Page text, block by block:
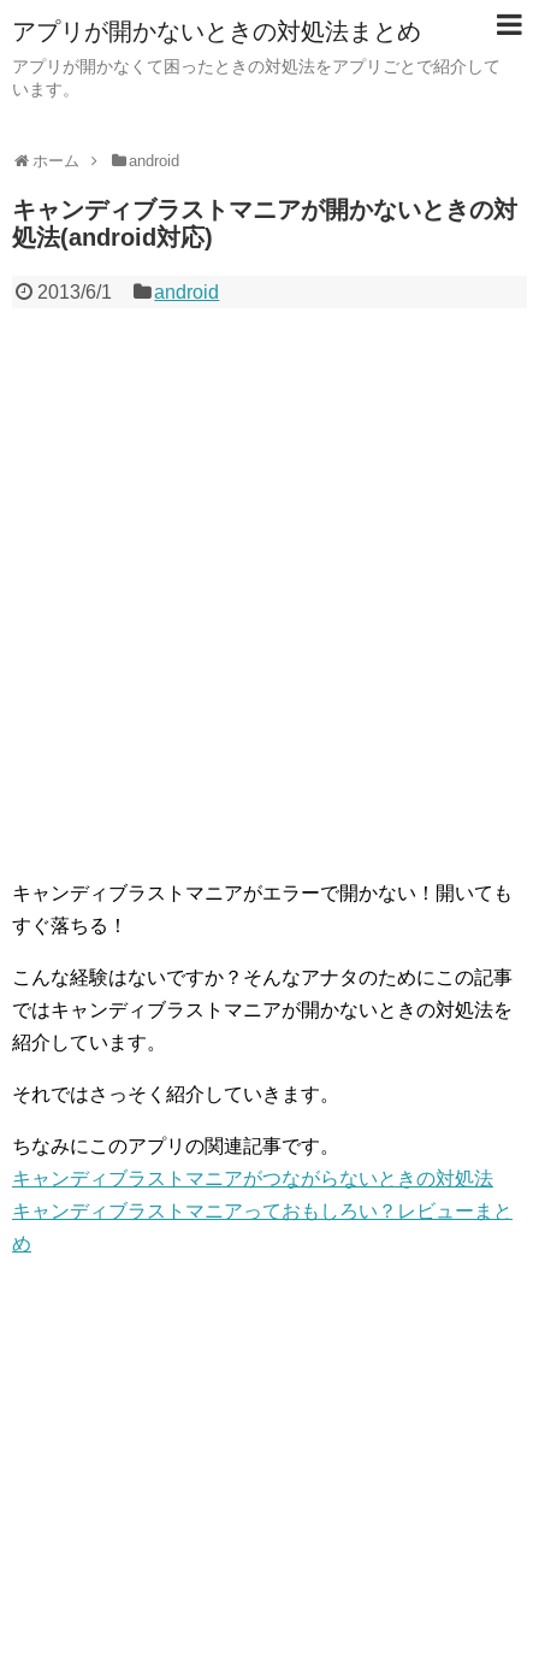
アプリが開かないときの対処法まとめ
アプリが開かなくて困ったときの対処法をアプリごとで紹介して
います。
ホーム android
キャンディブラストマニアが開かないときの対
処法(android対応)
2013/6/1 android
キャンディブラストマニアがエラーで開かない！開いても
すぐ落ちる！
こんな経験はないですか？そんなアナタのためにこの記事
ではキャンディブラストマニアが開かないときの対処法を
紹介しています。
それではさっそく紹介していきます。
ちなみにこのアプリの関連記事です。
キャンディブラストマニアがつながらないときの対処法
キャンディブラストマニアっておもしろい？レビューまと
め